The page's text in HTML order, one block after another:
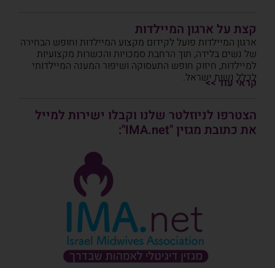
קצת על ארגון המיילדות
ארגון המיילדות פועל לקידום מקצוע המיילדות וחופש הבחירה
של נשים בלידה, תוך הרחבת סמכויות והכשרות מקצועיות
למיילדות, חיזוק חופש התעסוקה ושיפור המענה המיילדותי
לכלל נשות ישראל.
קראי עוד >>
הצטרפו לניוזלטר שלנו וקבלו ישירות למייל
את כתובת מגזין "IMA.net":